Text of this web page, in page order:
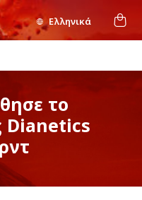
Ελληνικά
το
Dianetics